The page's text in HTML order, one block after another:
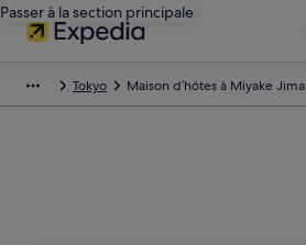
Passer à la section principale
Tokyo Maison d’hôtes à Miyake Jima